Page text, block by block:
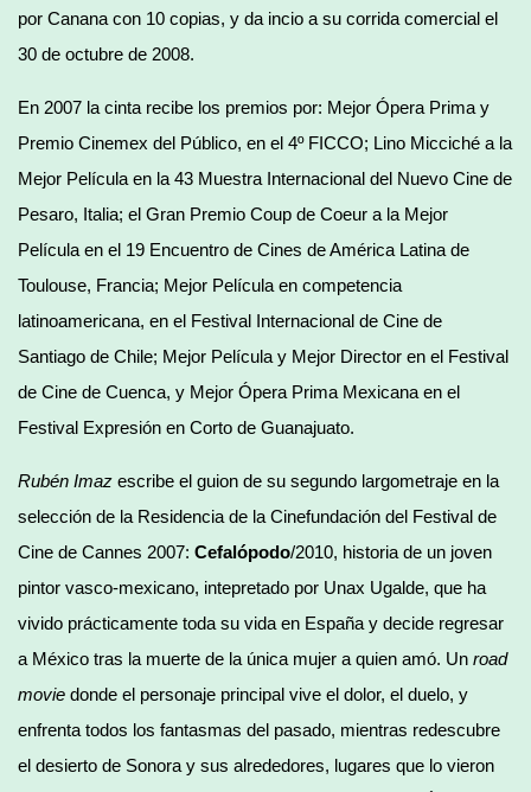
por Canana con 10 copias, y da incio a su corrida comercial el
30 de octubre de 2008.
En 2007 la cinta recibe los premios por: Mejor Ópera Prima y
Premio Cinemex del Público, en el 4º FICCO; Lino Micciché a la
Mejor Película en la 43 Muestra Internacional del Nuevo Cine de
Pesaro, Italia; el Gran Premio Coup de Coeur a la Mejor
Película en el 19 Encuentro de Cines de América Latina de
Toulouse, Francia; Mejor Película en competencia
latinoamericana, en el Festival Internacional de Cine de
Santiago de Chile; Mejor Película y Mejor Director en el Festival
de Cine de Cuenca, y Mejor Ópera Prima Mexicana en el
Festival Expresión en Corto de Guanajuato.
Rubén Imaz escribe el guion de su segundo largometraje en la
selección de la Residencia de la Cinefundación del Festival de
Cine de Cannes 2007: Cefalópodo/2010, historia de un joven
pintor vasco-mexicano, intepretado por Unax Ugalde, que ha
vivido prácticamente toda su vida en España y decide regresar
a México tras la muerte de la única mujer a quien amó. Un road
movie donde el personaje principal vive el dolor, el duelo, y
enfrenta todos los fantasmas del pasado, mientras redescubre
el desierto de Sonora y sus alrededores, lugares que lo vieron